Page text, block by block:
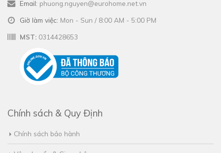
Email: phuong.nguyen@eurohome.net.vn
Giờ làm việc: Mon - Sun / 8:00 AM - 5:00 PM
MST: 0314428653
Chính sách & Quy Định
Chính sách bảo hành